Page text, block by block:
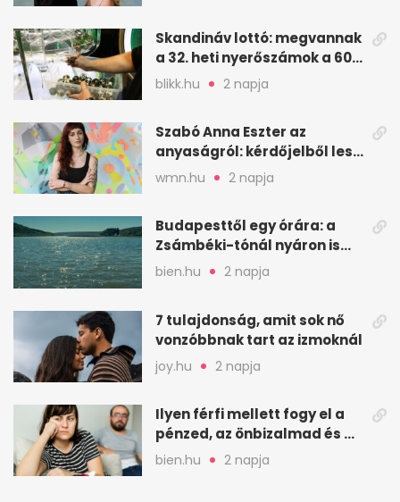
Skandináv lottó: megvannak
a 32. heti nyerőszámok a 600
milliós játékhoz
blikk.hu 2 napja
Szabó Anna Eszter az
anyaságról: kérdőjelből lesz
valaha felkiáltójel?
wmn.hu 2 napja
Budapesttől egy órára: a
Zsámbéki-tónál nyáron is
van hely
bien.hu 2 napja
7 tulajdonság, amit sok nő
vonzóbbnak tart az izmoknál
joy.hu 2 napja
Ilyen férfi mellett fogy el a
pénzed, az önbizalmad és a
nyugalmad
bien.hu 2 napja